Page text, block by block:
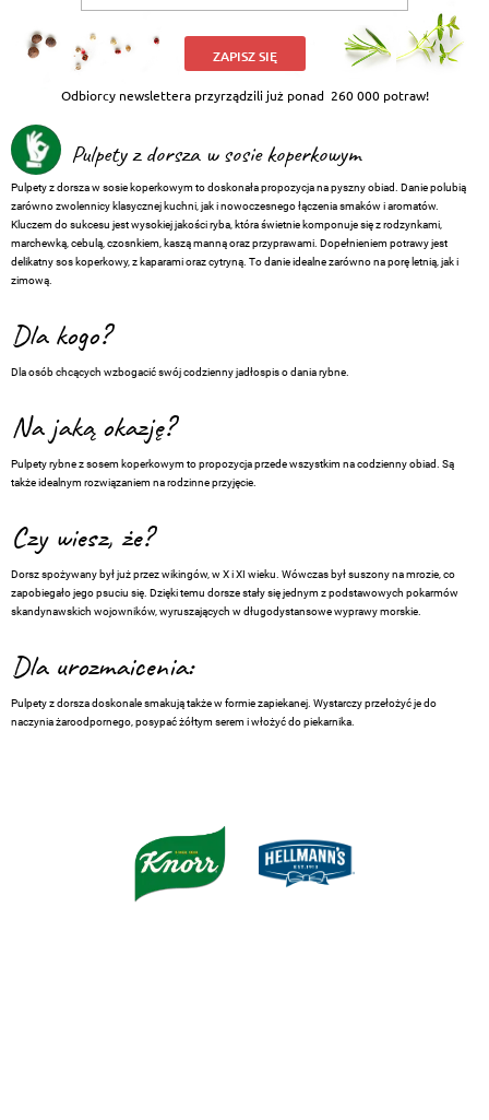
ZAPISZ SIĘ
Odbiorcy newslettera przyrządzili już ponad 260 000 potraw!
Pulpety z dorsza w sosie koperkowym
Pulpety z dorsza w sosie koperkowym to doskonała propozycja na pyszny obiad. Danie polubią
zarówno zwolennicy klasycznej kuchni, jak i nowoczesnego łączenia smaków i aromatów.
Kluczem do sukcesu jest wysokiej jakości ryba, która świetnie komponuje się z rodzynkami,
marchewką, cebulą, czosnkiem, kaszą manną oraz przyprawami. Dopełnieniem potrawy jest
delikatny sos koperkowy, z kaparami oraz cytryną. To danie idealne zarówno na porę letnią, jak i
zimową.
Dla kogo?
Dla osób chcących wzbogacić swój codzienny jadłospis o dania rybne.
Na jaką okazję?
Pulpety rybne z sosem koperkowym to propozycja przede wszystkim na codzienny obiad. Są
także idealnym rozwiązaniem na rodzinne przyjęcie.
Czy wiesz, że?
Dorsz spożywany był już przez wikingów, w X i XI wieku. Wówczas był suszony na mrozie, co
zapobiegało jego psuciu się. Dzięki temu dorsze stały się jednym z podstawowych pokarmów
skandynawskich wojowników, wyruszających w długodystansowe wyprawy morskie.
Dla urozmaicenia:
Pulpety z dorsza doskonale smakują także w formie zapiekanej. Wystarczy przełożyć je do
naczynia żaroodpornego, posypać żółtym serem i włożyć do piekarnika.